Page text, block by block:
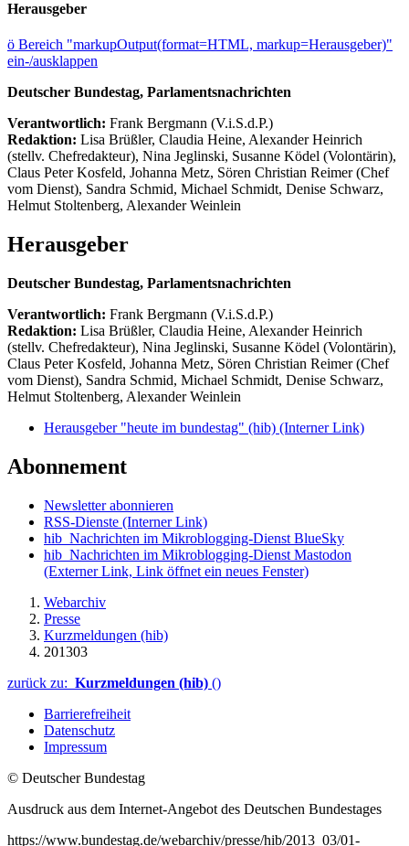
Herausgeber
ö Bereich "markupOutput(format=HTML, markup=Herausgeber)"
ein-/ausklappen
Deutscher Bundestag, Parlamentsnachrichten
Verantwortlich: Frank Bergmann (V.i.S.d.P.)
Redaktion: Lisa Brüßler, Claudia Heine, Alexander Heinrich
(stellv. Chefredakteur), Nina Jeglinski, Susanne Ködel (Volontärin),
Claus Peter Kosfeld, Johanna Metz, Sören Christian Reimer (Chef
vom Dienst), Sandra Schmid, Michael Schmidt, Denise Schwarz,
Helmut Stoltenberg, Alexander Weinlein
Herausgeber
Deutscher Bundestag, Parlamentsnachrichten
Verantwortlich: Frank Bergmann (V.i.S.d.P.)
Redaktion: Lisa Brüßler, Claudia Heine, Alexander Heinrich
(stellv. Chefredakteur), Nina Jeglinski, Susanne Ködel (Volontärin),
Claus Peter Kosfeld, Johanna Metz, Sören Christian Reimer (Chef
vom Dienst), Sandra Schmid, Michael Schmidt, Denise Schwarz,
Helmut Stoltenberg, Alexander Weinlein
Herausgeber "heute im bundestag" (hib) (Interner Link)
Abonnement
Newsletter abonnieren
RSS-Dienste (Interner Link)
hib_Nachrichten im Mikroblogging-Dienst BlueSky
hib_Nachrichten im Mikroblogging-Dienst Mastodon
(Externer Link, Link öffnet ein neues Fenster)
Webarchiv
Presse
Kurzmeldungen (hib)
201303
zurück zu: Kurzmeldungen (hib) ()
Barrierefreiheit
Datenschutz
Impressum
© Deutscher Bundestag
Ausdruck aus dem Internet-Angebot des Deutschen Bundestages
https://www.bundestag.de/webarchiv/presse/hib/2013_03/01-